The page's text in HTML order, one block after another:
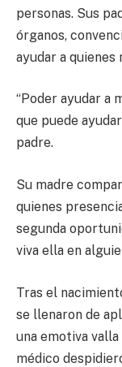
personas. Sus
órganos,
ayudar a quienes
“Poder ayudar a
que puede
padre.
Su madre
quienes
segunda
viva ella en
Tras el
se llenaron de
una emotiva
médico